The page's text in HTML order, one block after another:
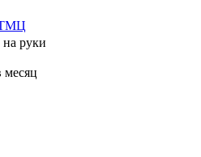
ТМЦ
на руки
месяц